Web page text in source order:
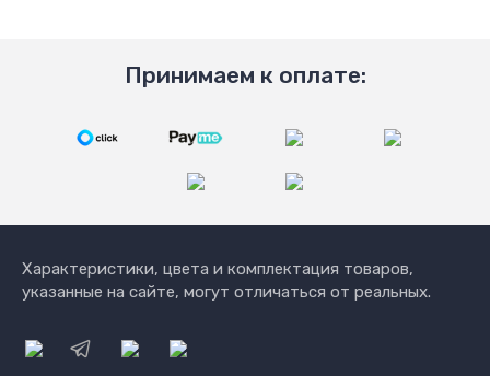
Принимаем к оплате:
Характеристики, цвета и комплектация товаров,
указанные на сайте, могут отличаться от реальных.